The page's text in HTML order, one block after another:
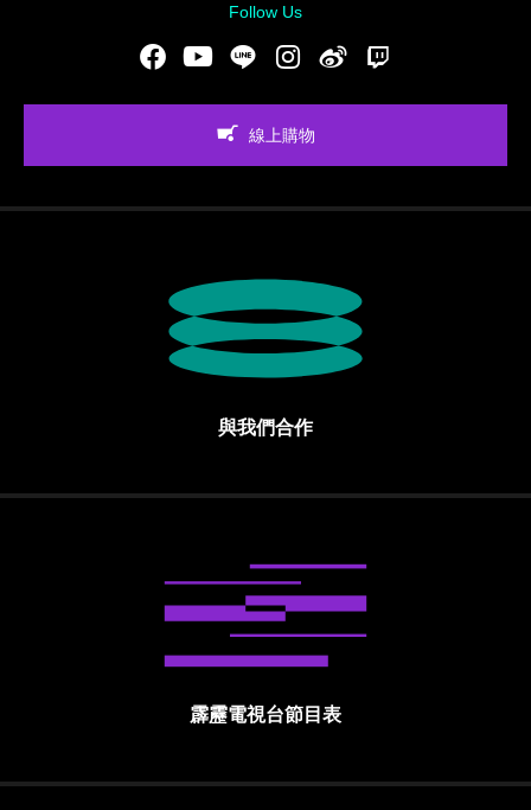
Follow Us
FacebookYoutubeLINE Instgram新浪微博
線上購物
與我們合作
霹靂電視台節目表